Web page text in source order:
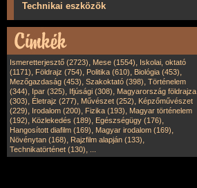
Technikai eszközök
Ismeretterjesztő (2723), Mese (1554), Iskolai, oktató
(1171), Földrajz (754), Politika (610), Biológia (453),
Mezőgazdaság (453), Szakoktató (398), Történelem
(344), Ipar (325), Ifjúsági (308), Magyarország földrajza
(303), Életrajz (277), Művészet (252), Képzőművészet
(229), Irodalom (200), Fizika (193), Magyar történelem
(192), Közlekedés (189), Egészségügy (176),
Hangosított diafilm (169), Magyar irodalom (169),
Növénytan (168), Rajzfilm alapján (133),
Technikatörténet (130),